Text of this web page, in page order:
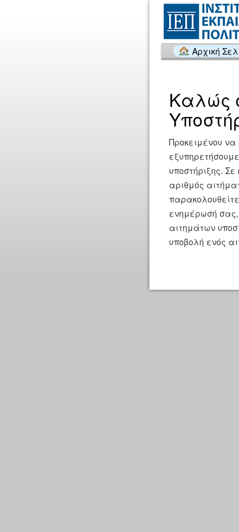
Αρχική
Καλώς
Προκειμένου να
υποστήριξης.
αριθμός
ενημέρωσή
αιτημάτων
υποβολή ενός